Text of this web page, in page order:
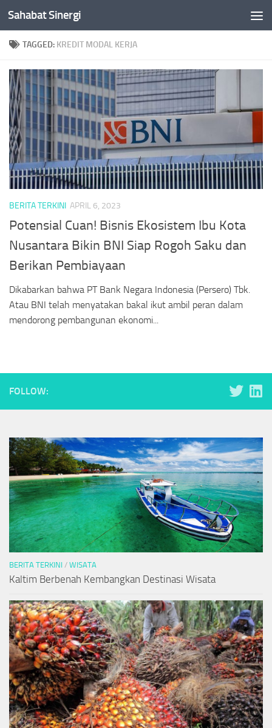
Skip to content
Sahabat Sinergi
TAGGED: KREDIT MODAL KERJA
BERITA TERKINI APRIL 6, 2023
Potensial Cuan! Bisnis Ekosistem Ibu Kota
Nusantara Bikin BNI Siap Rogoh Saku dan
Berikan Pembiayaan
Dikabarkan bahwa PT Bank Negara Indonesia (Persero) Tbk.
Atau BNI telah menyatakan bakal ikut ambil peran dalam
mendorong pembangunan ekonomi...
FOLLOW:
BERITA TERKINI / WISATA
Kaltim Berbenah Kembangkan Destinasi Wisata